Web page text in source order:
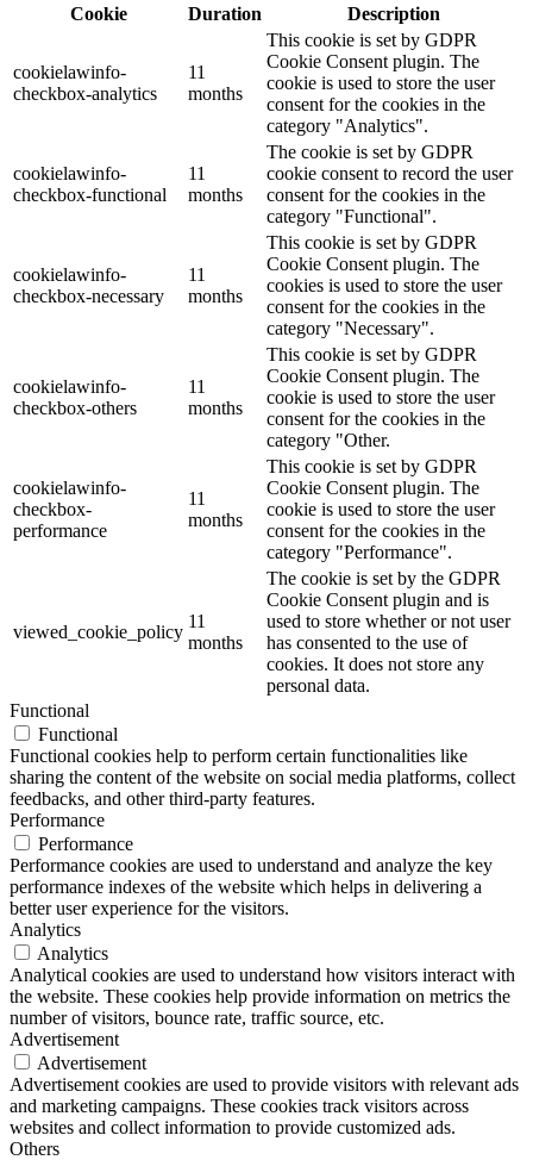
Cookie
Duration Description
cookielawinfo-
checkbox-analytics
11
months
This cookie is set by GDPR
Cookie Consent plugin. The
cookie is used to store the user
consent for the cookies in the
category "Analytics".
cookielawinfo-
checkbox-functional
11
months
The cookie is set by GDPR
cookie consent to record the user
consent for the cookies in the
category "Functional".
cookielawinfo-
checkbox-necessary
11
months
This cookie is set by GDPR
Cookie Consent plugin. The
cookies is used to store the user
consent for the cookies in the
category "Necessary".
cookielawinfo-
checkbox-others
11
months
This cookie is set by GDPR
Cookie Consent plugin. The
cookie is used to store the user
consent for the cookies in the
category "Other.
cookielawinfo-
checkbox-
performance
11
months
This cookie is set by GDPR
Cookie Consent plugin. The
cookie is used to store the user
consent for the cookies in the
category "Performance".
viewed_cookie_policy
11
months
The cookie is set by the GDPR
Cookie Consent plugin and is
used to store whether or not user
has consented to the use of
cookies. It does not store any
personal data.
Functional
Functional
Functional cookies help to perform certain functionalities like
sharing the content of the website on social media platforms, collect
feedbacks, and other third-party features.
Performance
Performance
Performance cookies are used to understand and analyze the key
performance indexes of the website which helps in delivering a
better user experience for the visitors.
Analytics
Analytics
Analytical cookies are used to understand how visitors interact with
the website. These cookies help provide information on metrics the
number of visitors, bounce rate, traffic source, etc.
Advertisement
Advertisement
Advertisement cookies are used to provide visitors with relevant ads
and marketing campaigns. These cookies track visitors across
websites and collect information to provide customized ads.
Others